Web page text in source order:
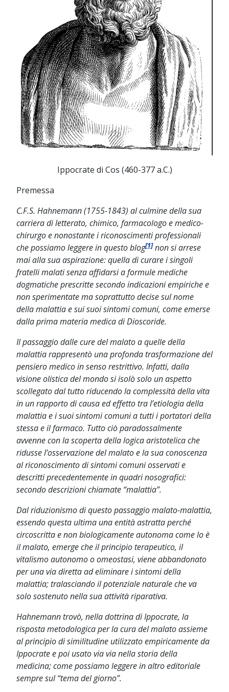
Ippocrate di Cos (460-377 a.C.)
Premessa
C.F.S. Hahnemann (1755-1843) al culmine della sua
carriera di letterato, chimico, farmacologo e medico-
chirurgo e nonostante i riconoscimenti professionali
che possiamo leggere in questo blog[1]non si arrese
mai alla sua aspirazione: quella di curare i singoli
fratelli malati senza affidarsi a formule mediche
dogmatiche prescritte secondo indicazioni empiriche e
non sperimentate ma soprattutto decise sul nome
della malattia e sui suoi sintomi comuni, come emerse
dalla prima materia medica di Dioscoride.
Il passaggio dalle cure del malato a quelle della
malattia rappresentò una profonda trasformazione del
pensiero medico in senso restrittivo. Infatti, dalla
visione olistica del mondo si isolò solo un aspetto
scollegato dal tutto riducendo la complessità della vita
in un rapporto di causa ed effetto tra l’etiologia della
malattia e i suoi sintomi comuni a tutti i portatori della
stessa e il farmaco. Tutto ciò paradossalmente
avvenne con la scoperta della logica aristotelica che
ridusse l’osservazione del malato e la sua conoscenza
al riconoscimento di sintomi comuni osservati e
descritti precedentemente in quadri nosografici:
secondo descrizioni chiamate “malattia”.
Dal riduzionismo di questo passaggio malato-malattia,
essendo questa ultima una entità astratta perché
circoscritta e non biologicamente autonoma come lo è
il malato, emerge che il principio terapeutico, il
vitalismo autonomo o omeostasi, viene abbandonato
per una via diretta ad eliminare i sintomi della
malattia; tralasciando il potenziale naturale che va
solo sostenuto nella sua attività riparativa.
Hahnemann trovò, nella dottrina di Ippocrate, la
risposta metodologica per la cura del malato assieme
al principio di similitudine utilizzato empiricamente da
Ippocrate e poi usato via via nella storia della
medicina; come possiamo leggere in altro editoriale
sempre sul “tema del giorno”.